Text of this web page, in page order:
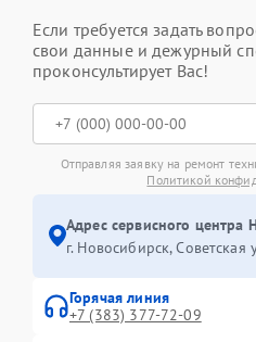
Если требуется задать
свои данные и дежурный
проконсультирует Вас!
Отправляя заявку на ремонт
Политикой
Адрес сервисного центра
г. Новосибирск, Советская
Горячая линия
+7 (383) 377-72-09